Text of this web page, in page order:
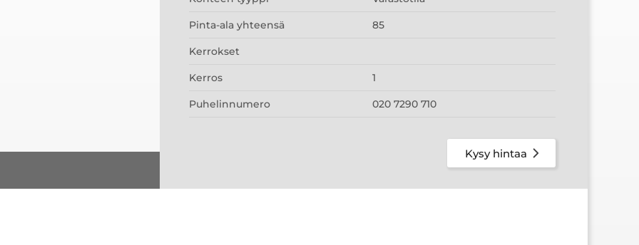
Pinta-ala yhteensä 85
Kerrokset
Kerros 1
Puhelinnumero 020 7290 710
Kysy hintaa